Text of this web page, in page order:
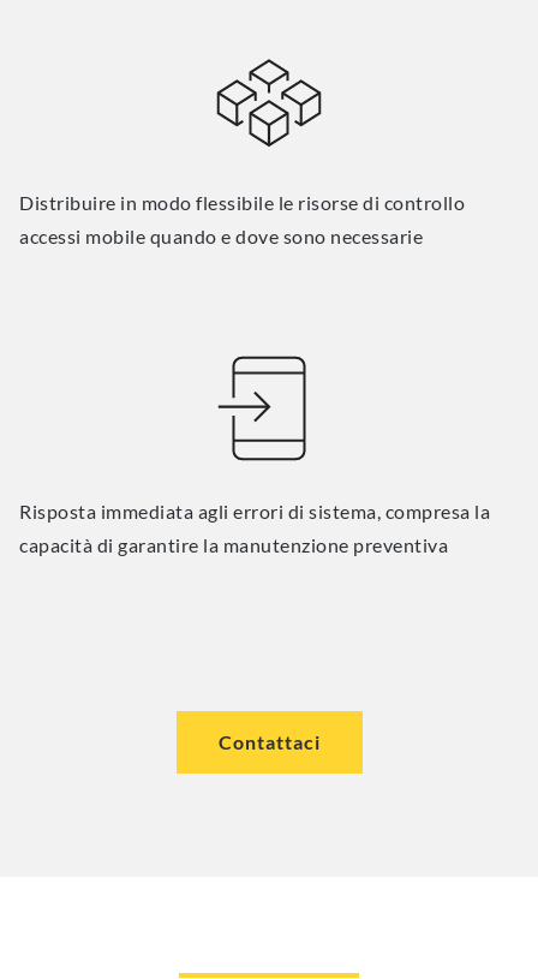
Distribuire in modo flessibile le risorse di controllo
accessi mobile quando e dove sono necessarie
Risposta immediata agli errori di sistema, compresa la
capacità di garantire la manutenzione preventiva
Contattaci